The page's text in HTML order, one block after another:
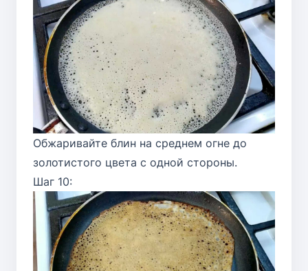
Обжаривайте блин на среднем огне до
золотистого цвета с одной стороны.
Шаг 10: